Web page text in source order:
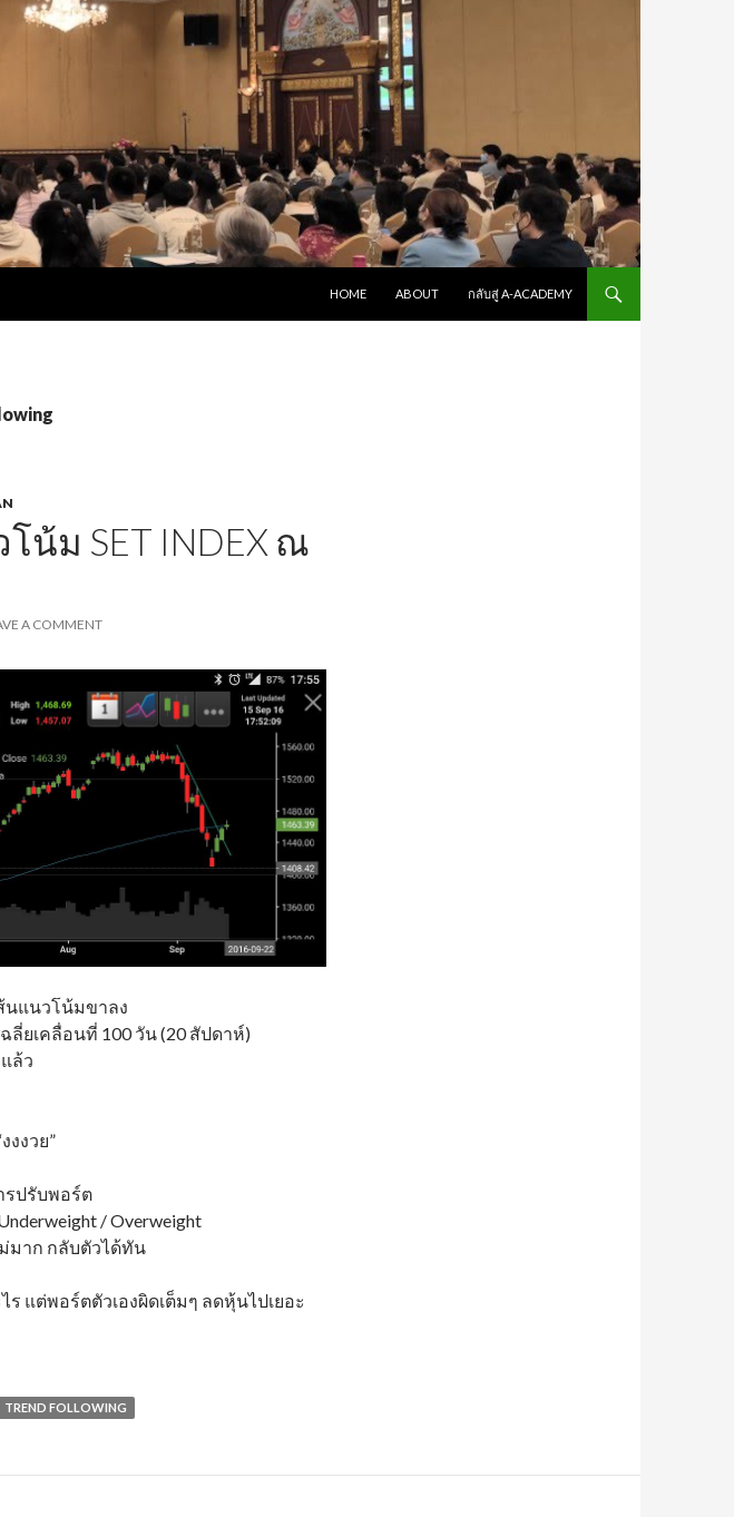
HOME
ABOUT กลับสู่ A-ACADEMY
น้ม SET INDEX ณ
A COMMENT
ส้นแนวโน้มขาลง
ลี่ยเคลื่อนที่ 100 วัน (20 สัปดาห์)
ล้ว
งงวย”
รปรับพอร์ต
/ Overweight
มาก กลับตัวได้ทัน
ร แต่พอร์ตตัวเองผิดเต็มๆ ลดหุ้นไปเยอะ
TREND FOLLOWING